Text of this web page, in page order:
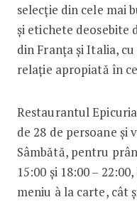
selecție din cele mai
și etichete
din Franța și Italia,
relație apropiată în
Restaurantul
de 28 de persoane și
Sâmbătă, pentru
15:00 și 18:00 –
meniu à la carte, cât